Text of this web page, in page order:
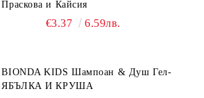
Праскова и Кайсия
€3.37 6.59лв.
BIONDA KIDS Шампоан & Душ Гел-
ЯБЪЛКА И КРУША